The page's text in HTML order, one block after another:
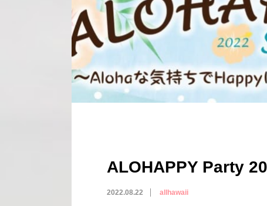
ALOHAPPY Party
2022.08.22 allhawaii